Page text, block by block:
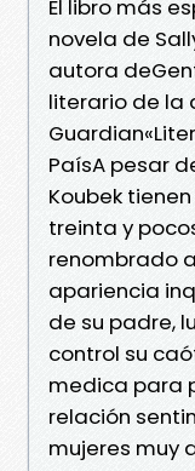
El libro más
novela de
autora
literario de la
PaísA pesar
Koubek
treinta y
renombrado
apariencia
de su padre,
control su
medica para
relación
mujeres muy